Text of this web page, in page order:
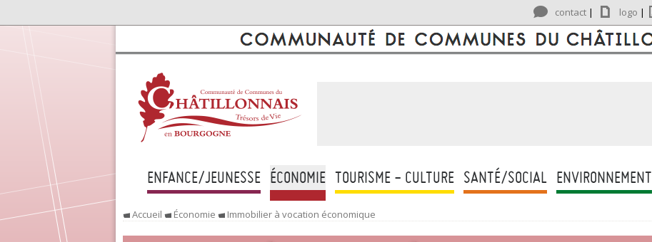
contact | logo |
ENFANCE/JEUNESSE ÉCONOMIE TOURISME - CULTURE SANTÉ/SOCIAL ENVIRONNEMENT
Accueil Économie Immobilier à vocation économique